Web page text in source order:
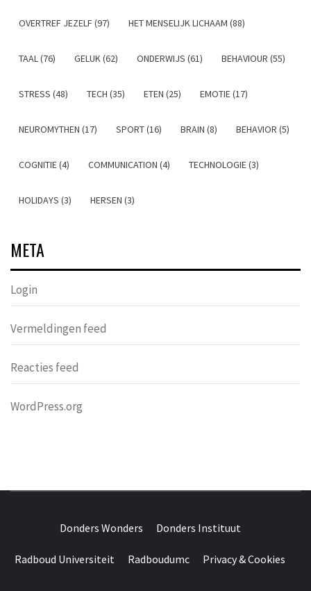
OVERTREF JEZELF (97) HET MENSELIJK LICHAAM (88)
TAAL (76) GELUK (62) ONDERWIJS (61) BEHAVIOUR (55)
STRESS (48) TECH (35) ETEN (25) EMOTIE (17)
NEUROMYTHEN (17) SPORT (16) BRAIN (8) BEHAVIOR (5)
COGNITIE (4) COMMUNICATION (4) TECHNOLOGIE (3)
HOLIDAYS (3) HERSEN (3)
META
Login
Vermeldingen feed
Reacties feed
WordPress.org
WONDERS
Donders Wonders Donders Instituut
Radboud Universiteit Radboudumc Privacy & Cookies